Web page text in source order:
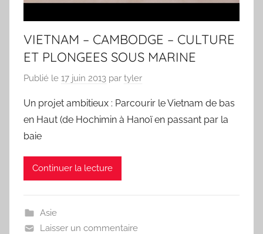
VIETNAM – CAMBODGE – CULTURE
ET PLONGEES SOUS MARINE
Publié le 17 juin 2013 par tyler
Un projet ambitieux : Parcourir le Vietnam de bas
en Haut (de Hochimin à Hanoï en passant par la
baie
Continuer la lecture
Asie
Laisser un commentaire